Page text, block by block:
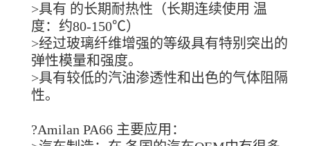
>具有 的长期耐热性（长期连续使用 温
度：约80-150℃）
>经过玻璃纤维增强的等级具有特别突出的
弹性模量和强度。
>具有较低的汽油渗透性和出色的气体阻隔
性。
?Amilan PA66 主要应用：